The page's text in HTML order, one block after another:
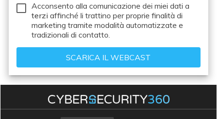
Acconsento alla comunicazione dei miei dati a
terzi affinché li trattino per proprie finalità di
marketing tramite modalità automatizzate e
tradizionali di contatto.